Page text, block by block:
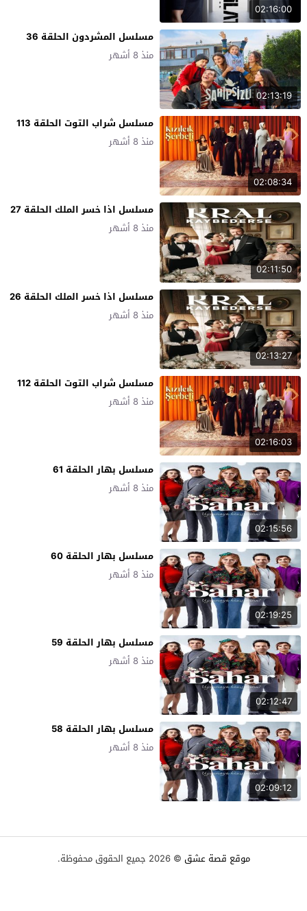
02:16:00
02:13:19
مسلسل المشردون الحلقة 36
منذ 8 أشهر
02:08:34
مسلسل شراب التوت الحلقة 113
منذ 8 أشهر
02:11:50
مسلسل اذا خسر الملك الحلقة 27
منذ 8 أشهر
02:13:27
مسلسل اذا خسر الملك الحلقة 26
منذ 8 أشهر
02:16:03
مسلسل شراب التوت الحلقة 112
منذ 8 أشهر
02:15:56
مسلسل بهار الحلقة 61
منذ 8 أشهر
02:19:25
مسلسل بهار الحلقة 60
منذ 8 أشهر
02:12:47
مسلسل بهار الحلقة 59
منذ 8 أشهر
02:09:12
مسلسل بهار الحلقة 58
منذ 8 أشهر
موقع قصة عشق © 2026 جميع الحقوق محفوظة.